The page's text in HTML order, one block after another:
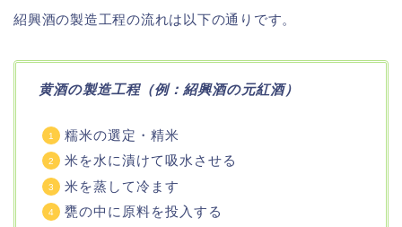
紹興酒の製造工程の流れは以下の通りです。
黄酒の製造工程（例：紹興酒の元紅酒）
糯米の選定・精米
米を水に漬けて吸水させる
米を蒸して冷ます
甕の中に原料を投入する